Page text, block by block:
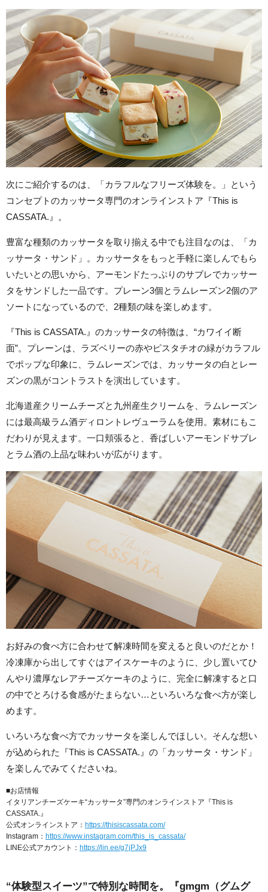
次にご紹介するのは、「カラフルなフリーズ体験を。」という
コンセプトのカッサータ専門のオンラインストア『This is
CASSATA.』。
豊富な種類のカッサータを取り揃える中でも注目なのは、「カ
ッサータ・サンド」。カッサータをもっと手軽に楽しんでもら
いたいとの思いから、アーモンドたっぷりのサブレでカッサー
タをサンドした一品です。プレーン3個とラムレーズン2個のア
ソートになっているので、2種類の味を楽しめます。
『This is CASSATA.』のカッサータの特徴は、“カワイイ断
面”。プレーンは、ラズベリーの赤やピスタチオの緑がカラフル
でポップな印象に、ラムレーズンでは、カッサータの白とレー
ズンの黒がコントラストを演出しています。
北海道産クリームチーズと九州産生クリームを、ラムレーズン
には最高級ラム酒ディロントレヴューラムを使用。素材にもこ
だわりが見えます。一口頬張ると、香ばしいアーモンドサブレ
とラム酒の上品な味わいが広がります。
お好みの食べ方に合わせて解凍時間を変えると良いのだとか！
冷凍庫から出してすぐはアイスケーキのように、少し置いてひ
んやり濃厚なレアチーズケーキのように、完全に解凍すると口
の中でとろける食感がたまらない…といろいろな食べ方が楽し
めます。
いろいろな食べ方でカッサータを楽しんでほしい。そんな想い
が込められた『This is CASSATA.』の「カッサータ・サンド」
を楽しんでみてくださいね。
■お店情報
イタリアンチーズケーキ“カッサータ”専門のオンラインストア『This is
CASSATA.』
公式オンラインストア： https://thisiscassata.com/
Instagram： https://www.instagram.com/this_is_cassata/
LINE公式アカウント： https://lin.ee/g7jPJx9
“体験型スイーツ”で特別な時間を。『gmgm（グムグ